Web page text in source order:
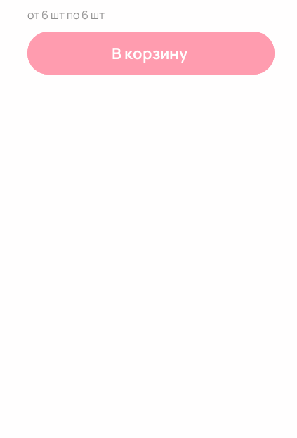
от 6 шт по 6 шт
В корзину